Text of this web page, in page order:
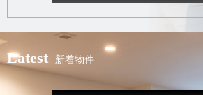
Latest 新着物件